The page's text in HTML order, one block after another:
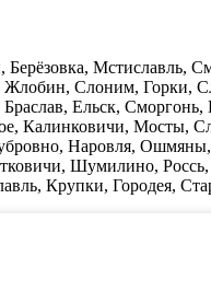
Слоним,
Ельск, Сморгонь,
Калинковичи, Мосты,
Наровля,
Шумилино,
Крупки, Городея,